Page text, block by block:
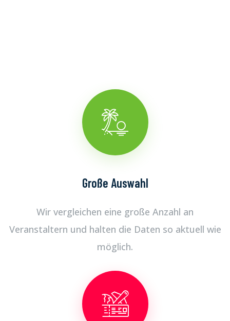
Große Auswahl
Wir vergleichen eine große Anzahl an
Veranstaltern und halten die Daten so aktuell wie
möglich.